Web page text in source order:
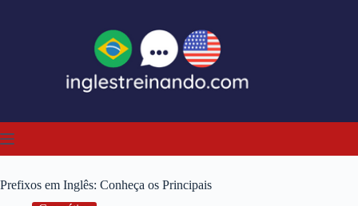
Prefixos em Inglês: Conheça os Principais